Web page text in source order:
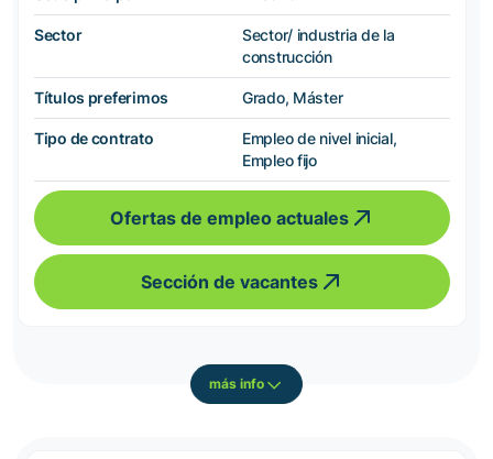
Sector
Sector/ industria de la
construcción
Títulos preferimos Grado, Máster
Tipo de contrato
Empleo de nivel inicial,
Empleo fijo
Ofertas de empleo actuales
Sección de vacantes
más info